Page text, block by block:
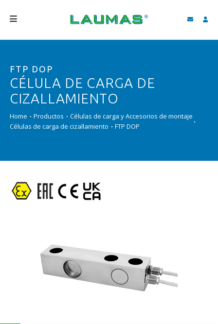
PRODUCTOS
SERVICIOS
VIDEO
BUSCAR
FTP DOP
CÉLULA DE CARGA DE
CIZALLAMIENTO
Home Productos
Células de carga y Accesorios de montaje
Células de carga de cizallamiento
FTP DOP